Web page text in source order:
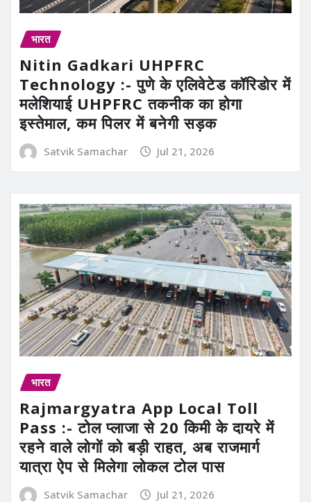
भारत
Nitin Gadkari UHPFRC
Technology :- पुणे के एलिवेटेड कॉरिडोर में
मलेशियाई UHPFRC तकनीक का होगा
इस्तेमाल, कम पिलर में बनेगी सड़क
Satvik Samachar Jul 21, 2026
भारत
Rajmargyatra App Local Toll
Pass :- टोल प्लाजा से 20 किमी के दायरे में
रहने वाले लोगों को बड़ी राहत, अब राजमार्ग
यात्रा ऐप से मिलेगा लोकल टोल पास
Satvik Samachar Jul 21, 2026